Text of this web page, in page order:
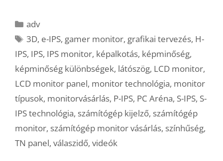
Kategória
adv
Címkék
3D, e-IPS, gamer monitor, grafikai tervezés, H-
IPS, IPS, IPS monitor, képalkotás, képminőség,
képminőség különbségek, látószög, LCD monitor,
LCD monitor panel, monitor technológia, monitor
típusok, monitorvásárlás, P-IPS, PC Aréna, S-IPS, S-
IPS technológia, számítógép kijelző, számítógép
monitor, számítógép monitor vásárlás, színhűség,
TN panel, válaszidő, videók